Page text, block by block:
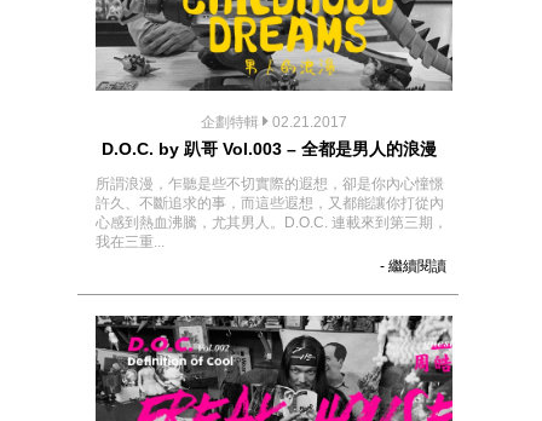
企劃特輯 02.21.2017
D.O.C. by 趴哥 Vol.003 – 全都是男人的浪漫
所謂浪漫，乍聽是些不切實際的遐想，卻是你內心憧憬
許久、不斷追求的事，而這些遐想，又都能讓你打從內
心感到熱血沸騰，尤其男人。D.O.C. 連載來到第三期，
我在三重...
- 繼續閱讀